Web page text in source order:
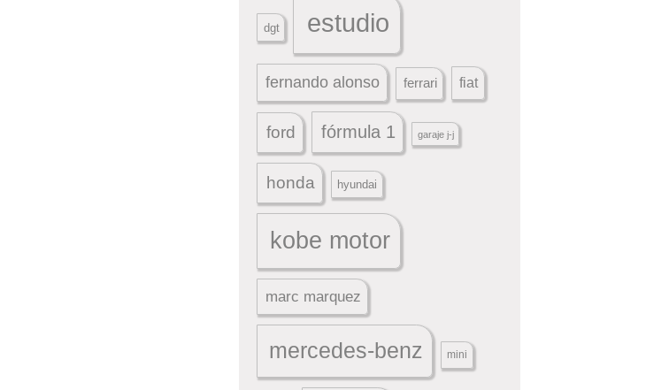
dgt estudio
fernando alonso ferrari fiat
ford fórmula 1 garaje j-j
honda hyundai
kobe motor
marc marquez
mercedes-benz mini